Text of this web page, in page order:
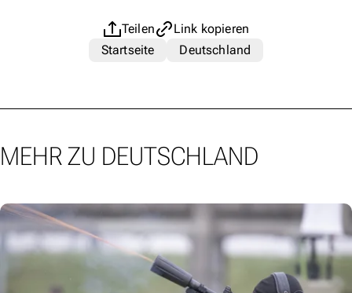
Teilen
Link kopieren
Startseite
Deutschland
MEHR ZU DEUTSCHLAND